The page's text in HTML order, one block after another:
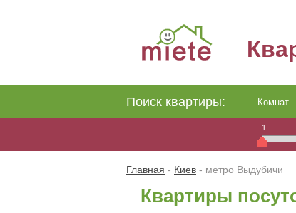
Поиск квартиры: Комнат
1
Главная - Киев - метро Выдубичи
Квартиры